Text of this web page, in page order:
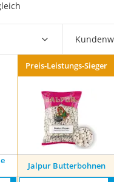
Preis-Leistungs-Sieger
Jalpur Butterbohnen